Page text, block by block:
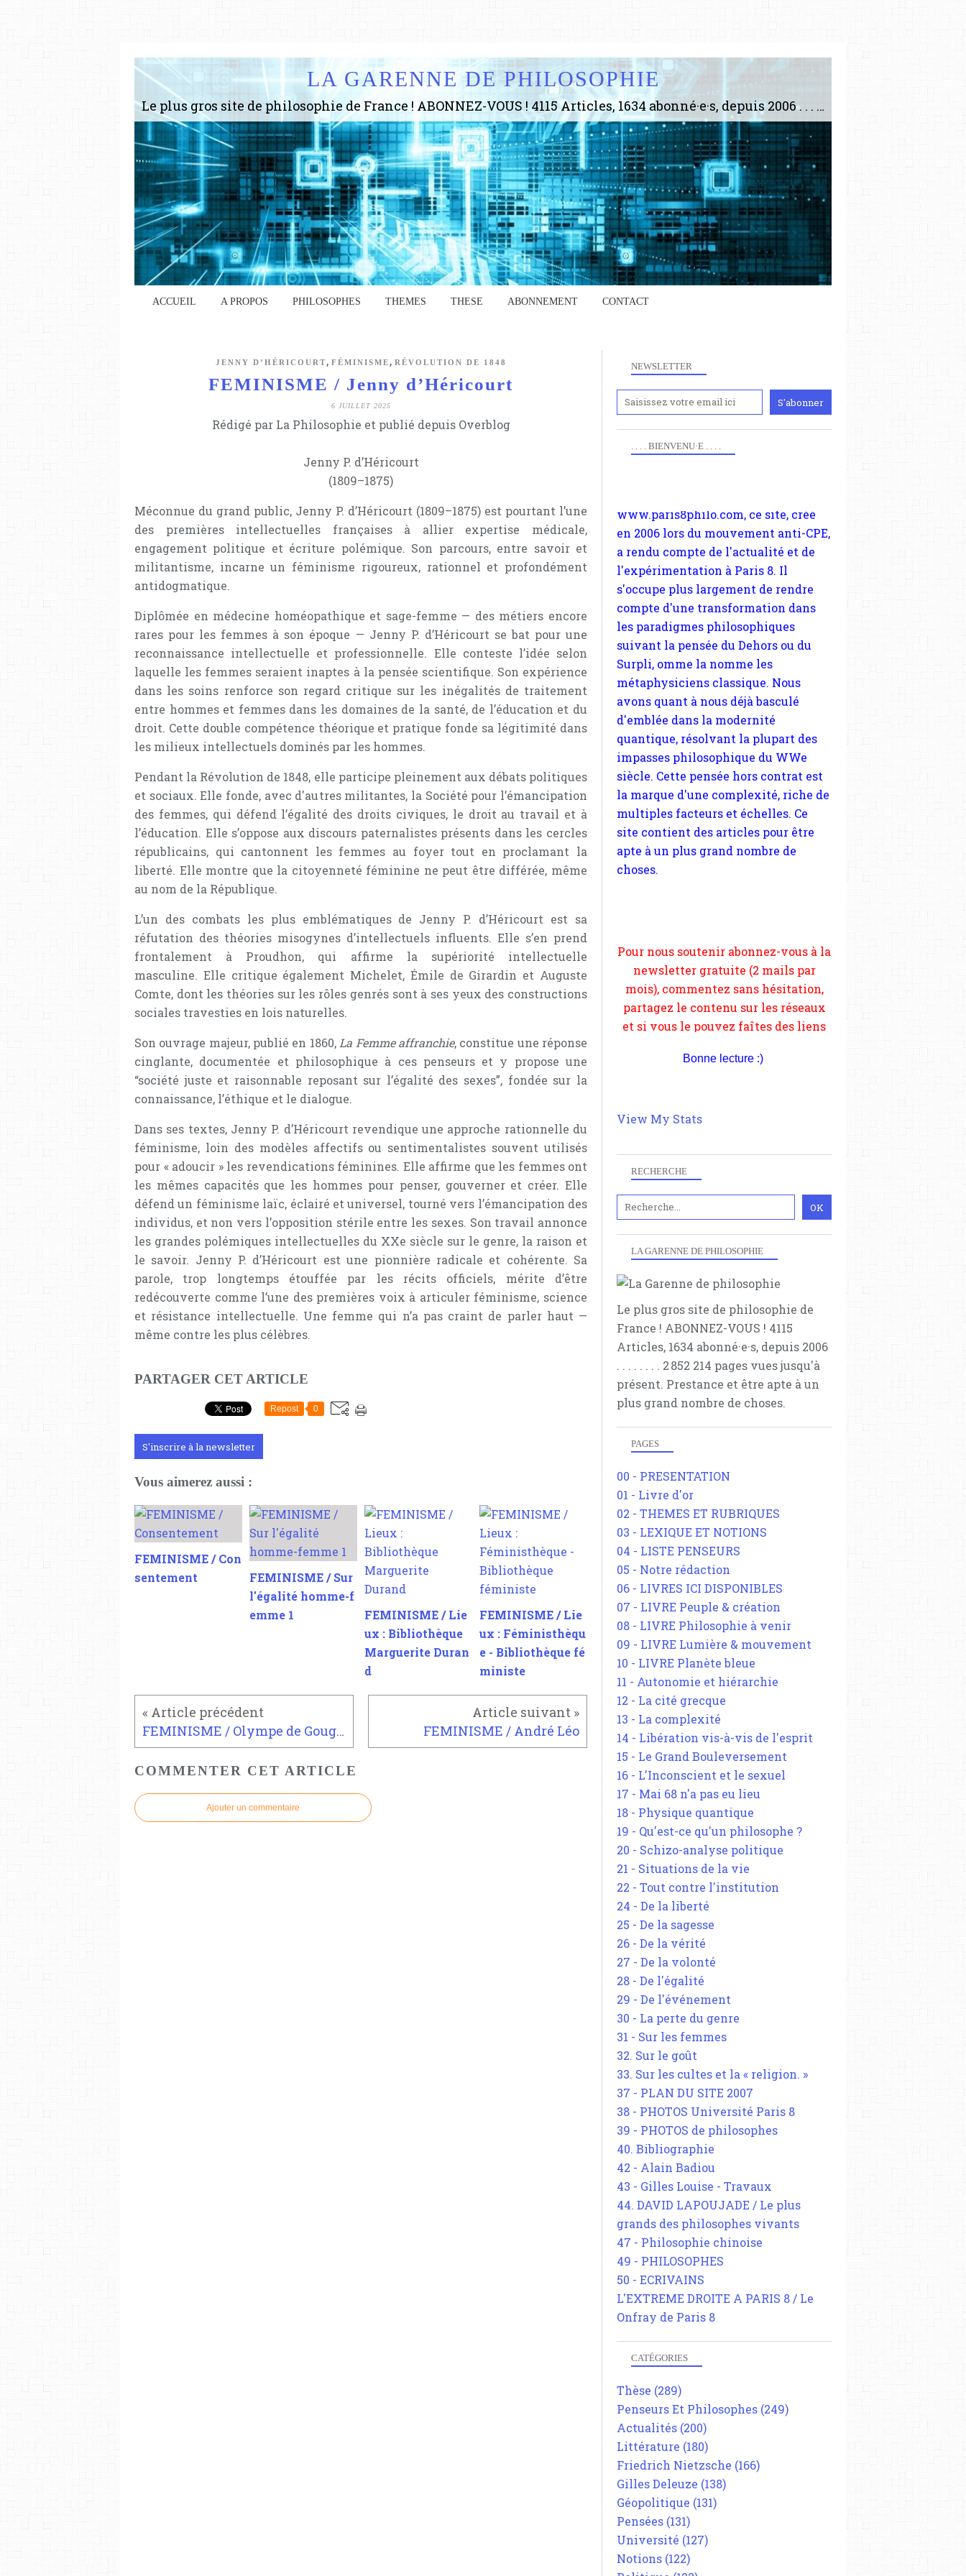
LA GARENNE DE PHILOSOPHIE
Le plus gros site de philosophie de France ! ABONNEZ-VOUS ! 4115 Articles, 1634 abonné·e·s, depuis 2006 . . . . . . . . 2 852 214 pages vues jusqu'à présent. Prestance et être apte à un plus grand nombre de choses.
ACCUEIL A PROPOS PHILOSOPHES THEMES THESE ABONNEMENT CONTACT
JENNY D’HÉRICOURT , FÉMINISME , RÉVOLUTION DE 1848
FEMINISME / Jenny d’Héricourt
6 JUILLET 2025
Rédigé par La Philosophie et publié depuis Overblog
Jenny P. d’Héricourt
(1809–1875)
Méconnue du grand public, Jenny P. d’Héricourt (1809–1875) est pourtant l’une
des premières intellectuelles françaises à allier expertise médicale,
engagement politique et écriture polémique. Son parcours, entre savoir et
militantisme, incarne un féminisme rigoureux, rationnel et profondément
antidogmatique.
Diplômée en médecine homéopathique et sage-femme — des métiers encore
rares pour les femmes à son époque — Jenny P. d’Héricourt se bat pour une
reconnaissance intellectuelle et professionnelle. Elle conteste l’idée selon
laquelle les femmes seraient inaptes à la pensée scientifique. Son expérience
dans les soins renforce son regard critique sur les inégalités de traitement
entre hommes et femmes dans les domaines de la santé, de l’éducation et du
droit. Cette double compétence théorique et pratique fonde sa légitimité dans
les milieux intellectuels dominés par les hommes.
Pendant la Révolution de 1848, elle participe pleinement aux débats politiques
et sociaux. Elle fonde, avec d'autres militantes, la Société pour l’émancipation
des femmes, qui défend l’égalité des droits civiques, le droit au travail et à
l’éducation. Elle s’oppose aux discours paternalistes présents dans les cercles
républicains, qui cantonnent les femmes au foyer tout en proclamant la
liberté. Elle montre que la citoyenneté féminine ne peut être différée, même
au nom de la République.
L’un des combats les plus emblématiques de Jenny P. d’Héricourt est sa
réfutation des théories misogynes d’intellectuels influents. Elle s’en prend
frontalement à Proudhon, qui affirme la supériorité intellectuelle
masculine. Elle critique également Michelet, Émile de Girardin et Auguste
Comte, dont les théories sur les rôles genrés sont à ses yeux des constructions
sociales travesties en lois naturelles.
Son ouvrage majeur, publié en 1860,La Femme affranchie, constitue une réponse
cinglante, documentée et philosophique à ces penseurs et y propose une
“société juste et raisonnable reposant sur l’égalité des sexes”, fondée sur la
connaissance, l’éthique et le dialogue.
Dans ses textes, Jenny P. d’Héricourt revendique une approche rationnelle du
féminisme, loin des modèles affectifs ou sentimentalistes souvent utilisés
pour « adoucir » les revendications féminines. Elle affirme que les femmes ont
les mêmes capacités que les hommes pour penser, gouverner et créer. Elle
défend un féminisme laïc, éclairé et universel, tourné vers l’émancipation des
individus, et non vers l’opposition stérile entre les sexes. Son travail annonce
les grandes polémiques intellectuelles du XXe siècle sur le genre, la raison et
le savoir. Jenny P. d’Héricourt est une pionnière radicale et cohérente. Sa
parole, trop longtemps étouffée par les récits officiels, mérite d’être
redécouverte comme l’une des premières voix à articuler féminisme, science
et résistance intellectuelle. Une femme qui n’a pas craint de parler haut —
même contre les plus célèbres.
PARTAGER CET ARTICLE
Repost 0
S'inscrire à la newsletter
Vous aimerez aussi :
FEMINISME / Con
sentement
FEMINISME / Sur
l'égalité homme-f
emme 1
FEMINISME / Lie
ux : Bibliothèque
Marguerite Duran
d
FEMINISME / Lie
ux : Féministhèqu
e - Bibliothèque fé
ministe
FEMINISME / Olympe de Gouges FEMINISME / André Léo
COMMENTER CET ARTICLE
Ajouter un commentaire
NEWSLETTER
RECHERCHE
LA GARENNE DE PHILOSOPHIE
Le plus gros site de philosophie de
France ! ABONNEZ-VOUS ! 4115
Articles, 1634 abonné·e·s, depuis 2006
. . . . . . . . 2 852 214 pages vues jusqu'à
présent. Prestance et être apte à un
plus grand nombre de choses.
PAGES
00 - PRESENTATION
01 - Livre d'or
02 - THEMES ET RUBRIQUES
03 - LEXIQUE ET NOTIONS
04 - LISTE PENSEURS
05 - Notre rédaction
06 - LIVRES ICI DISPONIBLES
07 - LIVRE Peuple & création
08 - LIVRE Philosophie à venir
09 - LIVRE Lumière & mouvement
10 - LIVRE Planète bleue
11 - Autonomie et hiérarchie
12 - La cité grecque
13 - La complexité
14 - Libération vis-à-vis de l'esprit
15 - Le Grand Bouleversement
16 - L'Inconscient et le sexuel
17 - Mai 68 n'a pas eu lieu
18 - Physique quantique
19 - Qu'est-ce qu'un philosophe ?
20 - Schizo-analyse politique
21 - Situations de la vie
22 - Tout contre l'institution
24 - De la liberté
25 - De la sagesse
26 - De la vérité
27 - De la volonté
28 - De l'égalité
29 - De l'événement
30 - La perte du genre
31 - Sur les femmes
32. Sur le goût
33. Sur les cultes et la « religion. »
37 - PLAN DU SITE 2007
38 - PHOTOS Université Paris 8
39 - PHOTOS de philosophes
40. Bibliographie
42 - Alain Badiou
43 - Gilles Louise - Travaux
44. DAVID LAPOUJADE / Le plus
grands des philosophes vivants
47 - Philosophie chinoise
49 - PHILOSOPHES
50 - ECRIVAINS
L'EXTREME DROITE A PARIS 8 / Le
Onfray de Paris 8
CATÉGORIES
Thèse (289)
Penseurs Et Philosophes (249)
Actualités (200)
Littérature (180)
Friedrich Nietzsche (166)
Gilles Deleuze (138)
Géopolitique (131)
Pensées (131)
Université (127)
Notions (122)
. . . . BIENVENU·E . . . .
Anciennement
www.paris8philo.com, ce site, créé
en 2006 lors du mouvement anti-CPE,
s'occupe plus largement de rendre
compte d'une transformation dans
les paradigmes philosophiques
suivant la pensée du Dehors ou du
Surpli, omme la nomme les
métaphysiciens classique. Nous
avons quant à nous déjà basculé
d'emblée dans la modernité
quantique, résolvant la plupart des
impasses philosophique du WWe
siècle. Cette pensée hors contrat est
la marque d'une complexité, riche de
multiples facteurs et échelles. Ce
site contient des articles pour être
apte à un plus grand nombre de
choses.
et si vous le pouvez faîtes des liens
depuis votre site.
Bonne lecture :)
View My Stats